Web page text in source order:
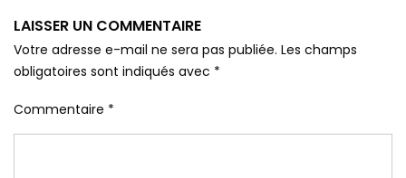
LAISSER UN COMMENTAIRE
Votre adresse e-mail ne sera pas publiée. Les champs
obligatoires sont indiqués avec *
Commentaire *